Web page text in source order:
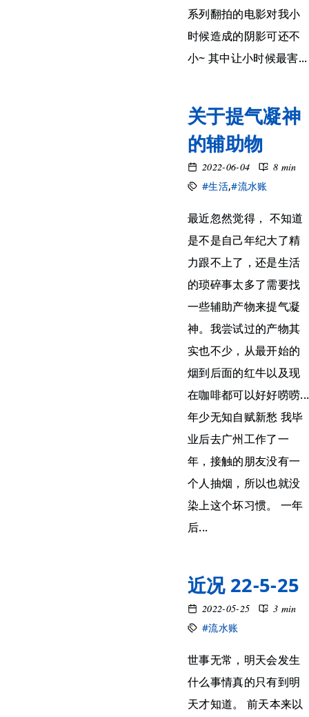
系列翻拍的电影对我小
时候造成的阴影可还不
小~ 其中让小时候最害...
关于提气凝神
的辅助物
2022-06-04
8 min
#生活,#流水账
最近忽然觉得， 不知道
是不是自己年纪大了精
力跟不上了，还是生活
的琐碎事太多了需要找
一些辅助产物来提气凝
神。我尝试过的产物其
实也不少，从最开始的
烟到后面的红牛以及现
在咖啡都可以好好唠唠...
年少无知自赋新愁 我毕
业后去广州工作了一
年，接触的朋友没有一
个人抽烟，所以也就没
染上这个坏习惯。 一年
后...
近况 22-5-25
2022-05-25
3 min
#流水账
世事无常，明天会发生
什么事情真的只有到明
天才知道。 前天本来以